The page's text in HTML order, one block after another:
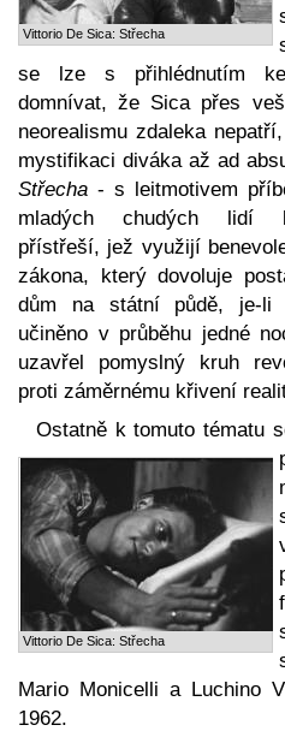
Vittorio De Sica: Střecha
se lze s přihlédnutím
domnívat, že Sica přes
neorealismu zdaleka
mystifikaci diváka až ad
Střecha - s leitmotivem
mladých chudých lidí
přístřeší, jež využijí
zákona, který dovoluje
dům na státní půdě, je-li
učiněno v průběhu jedné
uzavřel pomyslný kruh
proti záměrnému křivení
Ostatně k tomuto tématu
Vittorio De Sica: Střecha
Mario Monicelli a Luchino
1962.